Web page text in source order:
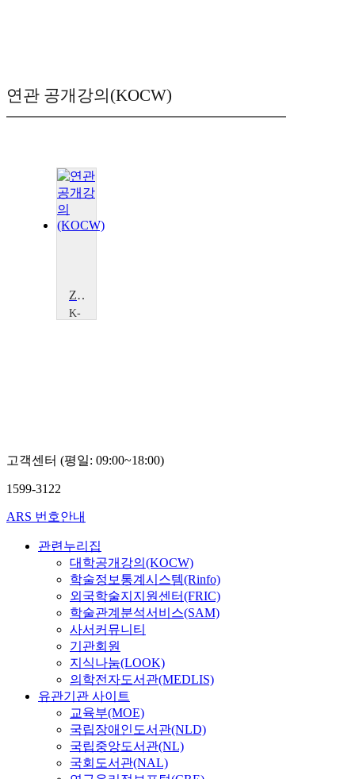
연관 공개강의(KOCW)
Zhuangzi's Fables and Their Wisdom
K-
Xuexia
Sun
고객센터 (평일: 09:00~18:00)
1599-3122
ARS 번호안내
관련누리집
대학공개강의(KOCW)
학술정보통계시스템(Rinfo)
외국학술지지원센터(FRIC)
학술관계분석서비스(SAM)
사서커뮤니티
기관회원
지식나눔(LOOK)
의학전자도서관(MEDLIS)
유관기관 사이트
교육부(MOE)
국립장애인도서관(NLD)
국립중앙도서관(NL)
국회도서관(NAL)